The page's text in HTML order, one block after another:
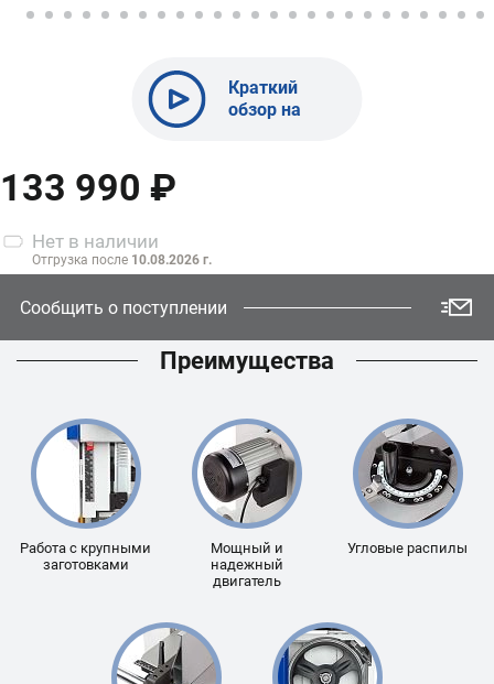
Краткий
обзор на
133 990 ₽
Нет в наличии
Отгрузка после 10.08.2026 г.
Сообщить о поступлении
Преимущества
Работа с крупными
заготовками
Мощный и
надежный
двигатель
Угловые распилы